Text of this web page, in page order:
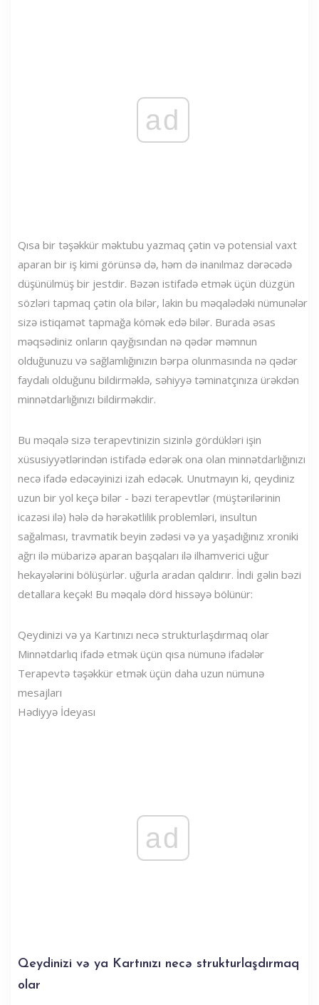
ad
Qısa bir təşəkkür məktubu yazmaq çətin və potensial vaxt
aparan bir iş kimi görünsə də, həm də inanılmaz dərəcədə
düşünülmüş bir jestdir. Bəzən istifadə etmək üçün düzgün
sözləri tapmaq çətin ola bilər, lakin bu məqalədəki nümunələr
sizə istiqamət tapmağa kömək edə bilər. Burada əsas
məqsədiniz onların qayğısından nə qədər məmnun
olduğunuzu və sağlamlığınızın bərpa olunmasında nə qədər
faydalı olduğunu bildirməklə, səhiyyə təminatçınıza ürəkdən
minnətdarlığınızı bildirməkdir.
Bu məqalə sizə terapevtinizin sizinlə gördükləri işin
xüsusiyyətlərindən istifadə edərək ona olan minnətdarlığınızı
necə ifadə edəcəyinizi izah edəcək. Unutmayın ki, qeydiniz
uzun bir yol keçə bilər - bəzi terapevtlər (müştərilərinin
icazəsi ilə) hələ də hərəkətlilik problemləri, insultun
sağalması, travmatik beyin zədəsi və ya yaşadığınız xroniki
ağrı ilə mübarizə aparan başqaları ilə ilhamverici uğur
hekayələrini bölüşürlər. uğurla aradan qaldırır. İndi gəlin bəzi
detallara keçək! Bu məqalə dörd hissəyə bölünür:
Qeydinizi və ya Kartınızı necə strukturlaşdırmaq olar
Minnətdarlıq ifadə etmək üçün qısa nümunə ifadələr
Terapevtə təşəkkür etmək üçün daha uzun nümunə
mesajları
Hədiyyə İdeyası
ad
Qeydinizi və ya Kartınızı necə strukturlaşdırmaq
olar